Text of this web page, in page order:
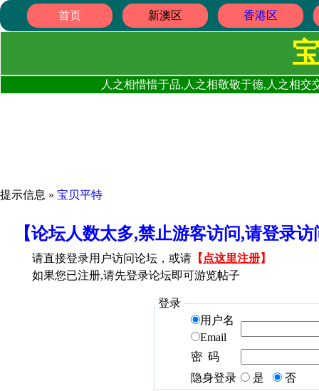
首页 新澳区 香港区
人之相惜惜于品,人之相敬敬于德,人之相
提示信息 » 宝贝平特
【论坛人数太多,禁止游客访问,请登录
请直接登录用户访问论坛，或请 【 点这里注册】
如果您已注册,请先登录论坛即可游览帖子
登录
用户名
Email
密 码
隐身登录
是 否